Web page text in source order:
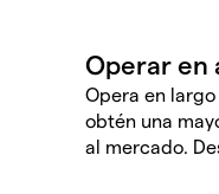
Opera en
obtén una
al mercado.